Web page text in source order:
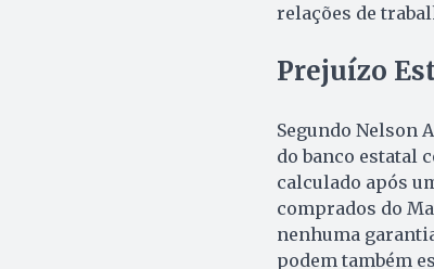
relações de
Prejuízo
Segundo Nelson
do banco estatal
calculado após
comprados do
nenhuma
podem também